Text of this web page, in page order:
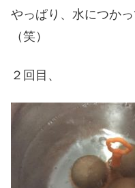
やっぱり、水につか
（笑）
２回目、